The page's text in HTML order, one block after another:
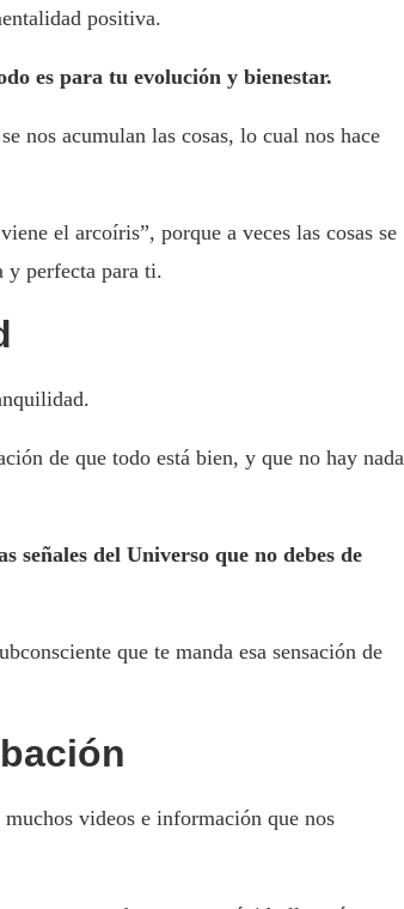
positiva.
es para tu evolución y bienestar.
nos acumulan las cosas, lo cual nos hace
el arcoíris”, porque a veces las cosas se
y perfecta para ti.
de que todo está bien, y que no hay nada
señales del Universo que no debes de
que te manda esa sensación de
videos e información que nos